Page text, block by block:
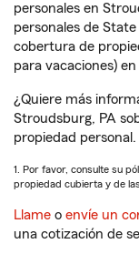
personales en
personales de
cobertura de
para vacaciones)
¿Quiere más
Stroudsburg, PA
propiedad personal.
1. Por favor, consulte su
propiedad cubierta y de
Llame o envíe un
una cotización de